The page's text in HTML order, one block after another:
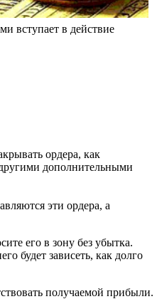
вступает в действие
ордера, как
дополнительными
эти ордера, а
его в зону без убытка.
будет зависеть, как долго
получаемой прибыли.